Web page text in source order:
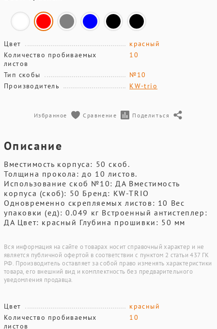
Цвет
красный
Количество пробиваемых
листов
10
Тип скобы
№10
Производитель
KW-trio
Избранное Сравнение Поделиться
Описание
Вместимость корпуса: 50 скоб.
Толщина прокола: до 10 листов.
Использование скоб №10: ДА Вместимость
корпуса (скоб): 50 Бренд: KW-TRIO
Одновременно скрепляемых листов: 10 Вес
упаковки (ед): 0.049 кг Встроенный антистеплер:
ДА Цвет: красный Глубина прошивки: 50 мм
Вся информация на сайте о товарах носит справочный характер и не
является публичной офертой в соответствии с пунктом 2 статьи 437 ГК
РФ. Производитель оставляет за собой право изменять характеристики
товара, его внешний вид и комплектность без предварительного
уведомления продавца.
Цвет
красный
Количество пробиваемых
листов
10